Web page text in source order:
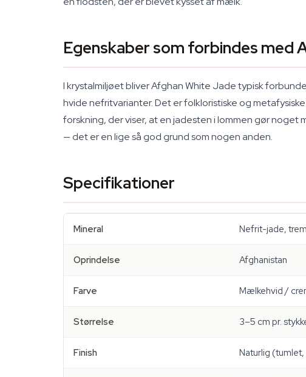
Egenskaber som forbindes med
I krystalmiljøet bliver Afghan White Jade typisk
hvide nefritvarianter. Det er folkloristiske og
forskning, der viser, at en jadesten i lommen gør noget
— det er en lige så god grund som nogen anden.
Specifikationer
Mineral Nefrit-jade,
Oprindelse Afghanistan
Farve Mælkehvid /
Størrelse 3–5 cm pr.
Finish Naturlig